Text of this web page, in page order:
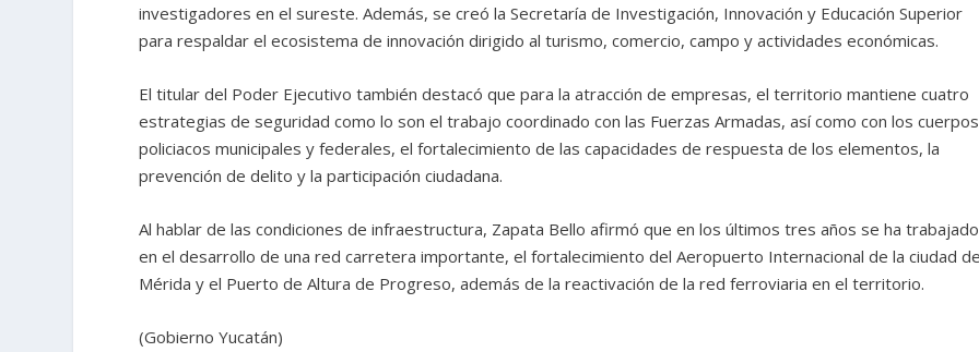
investigadores en el sureste. Además, se creó la Secretaría de Investigación, Innovación y Educación Superior
para respaldar el ecosistema de innovación dirigido al turismo, comercio, campo y actividades económicas.
El titular del Poder Ejecutivo también destacó que para la atracción de empresas, el territorio mantiene cuatro
estrategias de seguridad como lo son el trabajo coordinado con las Fuerzas Armadas, así como con los cuerpos
policiacos municipales y federales, el fortalecimiento de las capacidades de respuesta de los elementos, la
prevención de delito y la participación ciudadana.
Al hablar de las condiciones de infraestructura, Zapata Bello afirmó que en los últimos tres años se ha trabajado
en el desarrollo de una red carretera importante, el fortalecimiento del Aeropuerto Internacional de la ciudad de
Mérida y el Puerto de Altura de Progreso, además de la reactivación de la red ferroviaria en el territorio.
(Gobierno Yucatán)